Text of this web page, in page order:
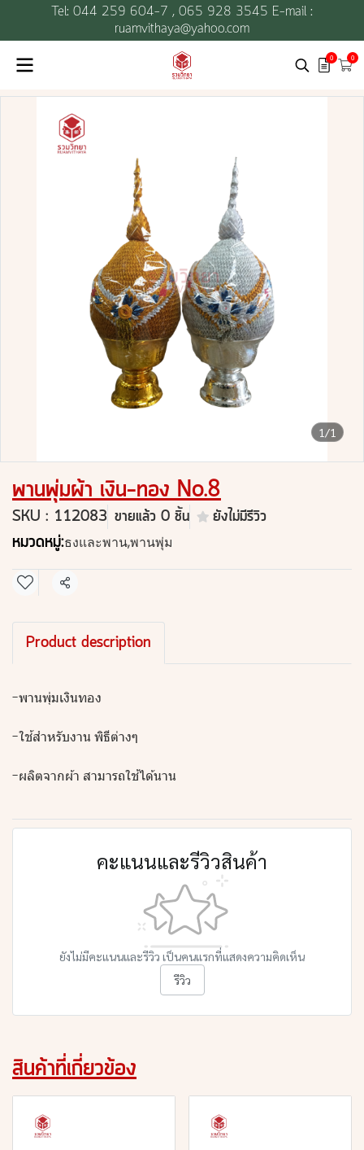
Tel: 044 259 604-7 , 065 928 3545 E-mail :
ruamvithaya@yahoo.com
0 0
1/1
พานพุ่มผ้า เงิน-ทอง No.8
SKU : 112083 ขายแล้ว 0 ชิ้น ยังไม่มีรีวิว
หมวดหมู่:ธงและพาน,พานพุ่ม
แชร์
Product description
-พานพุ่มเงินทอง
-ใช้สำหรับงาน พิธีต่างๆ
-ผลิตจากผ้า สามารถใช้ได้นาน
คะแนนและรีวิวสินค้า
ยังไม่มีคะแนนและรีวิว เป็นคนแรกที่แสดงความคิดเห็น
รีวิว
สินค้าที่เกี่ยวข้อง